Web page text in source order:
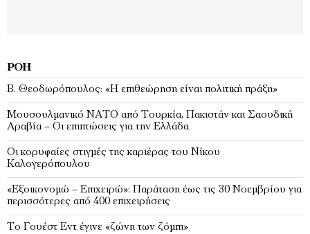
ΡΟΉ
Β. Θεοδωρόπουλος: «Η επιθεώρηση είναι πολιτική πράξη»
Μουσουλμανικό ΝΑΤΟ από Τουρκία, Πακιστάν και Σαουδική
Αραβία – Οι επιπτώσεις για την Ελλάδα
Οι κορυφαίες στιγμές της καριέρας του Νίκου
Καλογερόπουλου
«Εξοικονομώ – Επιχειρώ»: Παράταση έως τις 30 Νοεμβρίου για
περισσότερες από 400 επιχειρήσεις
Το Γουέστ Εντ έγινε «ζώνη των ζόμπι»